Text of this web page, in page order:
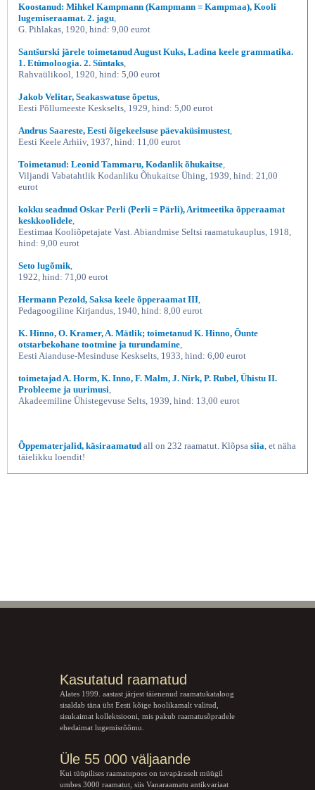
Ladina keele grammatika 1
Koostanud: Mihkel Kampmann (Kampmann = Kampmaa), Kooli
lugemiseraamat. 2. jagu
G. Pihlakas, 1920, hind: 9,00 eurot
Santšurski järele toimetanud August Kuks, Ladina keele grammatika.
1. Etümoloogia. 2. Süntaks
Rahvaülikool, 1920, hind: 5,00 eurot
Jakob Velitar, Seakaswatuse õpetus
Eesti Põllumeeste Keskselts, 1929, hind: 5,00 eurot
Andrus Saareste, Eesti õigekeelsuse päevaküsimustest
Eesti Keele Arhiiv, 1937, hind: 11,00 eurot
Toimetanud: Leonid Tammaru, Kodanlik õhukaitse
Viljandi Vabatahtlik Kodanliku Õhukaitse Ühing, 1939, hind: 21,00
eurot
kokku seadnud Oskar Perli (Perli = Pärli), Aritmeetika õpperaamat
keskkoolidele
Eestimaa Kooliõpetajate Vast. Abiandmise Seltsi raamatukauplus, 1918,
hind: 9,00 eurot
Seto lugõmik
1922, hind: 71,00 eurot
Hermann Pezold, Saksa keele õpperaamat III
Pedagoogiline Kirjandus, 1940, hind: 8,00 eurot
K. Hinno, O. Kramer, A. Mätlik; toimetanud K. Hinno, Õunte
otstarbekohane tootmine ja turundamine
Eesti Aianduse-Mesinduse Keskselts, 1933, hind: 6,00 eurot
toimetajad A. Horm, K. Inno, F. Malm, J. Nirk, P. Rubel, Ühistu II.
Probleeme ja uurimusi
Akadeemiline Ühistegevuse Selts, 1939, hind: 13,00 eurot
Õppematerjalid, käsiraamatud all on 232 raamatut. Klõpsa siia , et näha
täielikku loendit!
Kasutatud raamatud
Alates 1999. aastast järjest täienenud raamatukataloog
sisaldab täna üht Eesti kõige hoolikamalt valitud,
sisukaimat kollektsiooni, mis pakub raamatusõpradele
ehedaimat lugemisrõõmu.
Üle 55 000 väljaande
Kui tüüpilises raamatupoes on tavapäraselt müügil
umbes 3000 raamatut, siis Vanaraamatu antikvariaat